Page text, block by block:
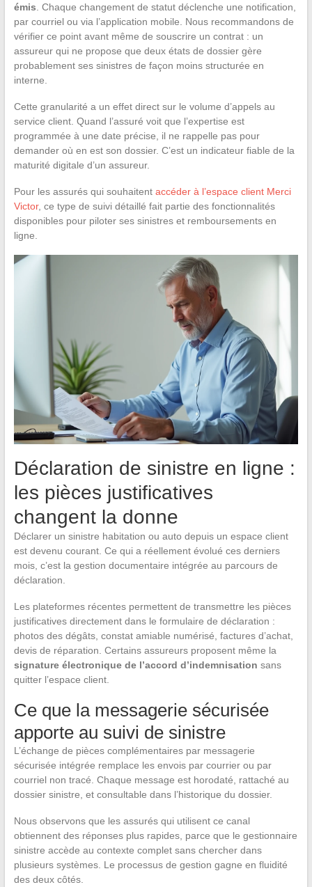
émis . Chaque changement de statut déclenche une notification,
par courriel ou via l’application mobile. Nous recommandons de
vérifier ce point avant même de souscrire un contrat : un
assureur qui ne propose que deux états de dossier gère
probablement ses sinistres de façon moins structurée en
interne.
Cette granularité a un effet direct sur le volume d’appels au
service client. Quand l’assuré voit que l’expertise est
programmée à une date précise, il ne rappelle pas pour
demander où en est son dossier. C’est un indicateur fiable de la
maturité digitale d’un assureur.
Pour les assurés qui souhaitent accéder à l’espace client Merci
Victor, ce type de suivi détaillé fait partie des fonctionnalités
disponibles pour piloter ses sinistres et remboursements en
ligne.
Déclaration de sinistre en ligne :
les pièces justificatives
changent la donne
Déclarer un sinistre habitation ou auto depuis un espace client
est devenu courant. Ce qui a réellement évolué ces derniers
mois, c’est la gestion documentaire intégrée au parcours de
déclaration.
Les plateformes récentes permettent de transmettre les pièces
justificatives directement dans le formulaire de déclaration :
photos des dégâts, constat amiable numérisé, factures d’achat,
devis de réparation. Certains assureurs proposent même la
signature électronique de l’accord d’indemnisation sans
quitter l’espace client.
Ce que la messagerie sécurisée
apporte au suivi de sinistre
L’échange de pièces complémentaires par messagerie
sécurisée intégrée remplace les envois par courrier ou par
courriel non tracé. Chaque message est horodaté, rattaché au
dossier sinistre, et consultable dans l’historique du dossier.
Nous observons que les assurés qui utilisent ce canal
obtiennent des réponses plus rapides, parce que le gestionnaire
sinistre accède au contexte complet sans chercher dans
plusieurs systèmes. Le processus de gestion gagne en fluidité
des deux côtés.